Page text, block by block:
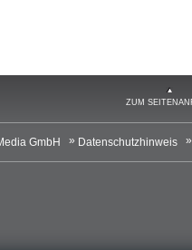
ZUM
GmbH Datenschutzhinweis